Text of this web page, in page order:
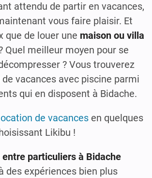
attendu de partir en vacances,
vous faire plaisir. Et
que de louer une maison ou villa
Quel meilleur moyen pour se
? Vous trouverez
vacances avec piscine parmi
qui en disposent à Bidache.
location de vacances en quelques
Likibu !
entre particuliers à Bidache
des expériences bien plus